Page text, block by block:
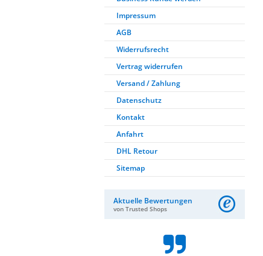
Impressum
AGB
Widerrufsrecht
Vertrag widerrufen
Versand / Zahlung
Datenschutz
Kontakt
Anfahrt
DHL Retour
Sitemap
Aktuelle Bewertungen
von Trusted Shops